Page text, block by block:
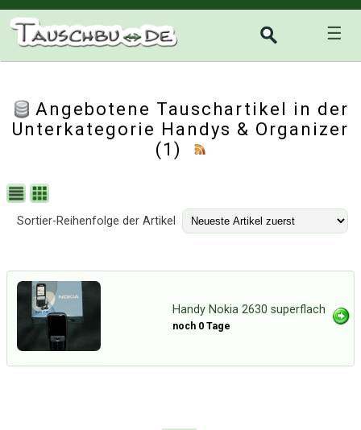
☰
Angebotene Tauschartikel in der
Unterkategorie Handys & Organizer
(1)
Sortier-Reihenfolge der Artikel
Handy Nokia 2630 superflach
noch 0 Tage